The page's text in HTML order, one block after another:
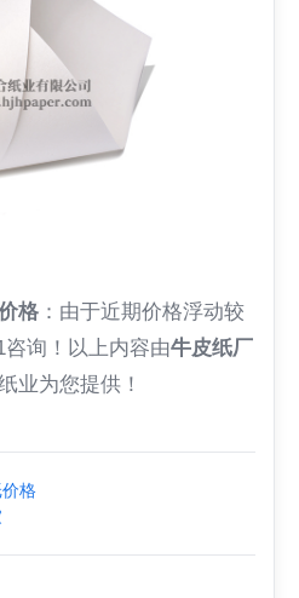
格：由于近期价格浮动较
咨询！以上内容由牛皮纸厂
业为您提供！
格